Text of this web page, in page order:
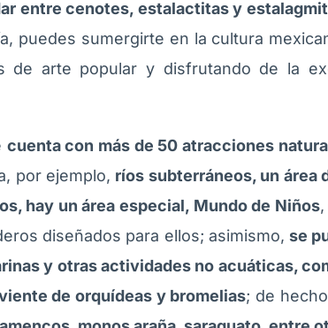
entre cenotes, estalactitas y
puedes sumergirte en la cultura
de arte popular y disfrutando de la
cuenta con más de 50 atracciones
por ejemplo, ríos subterráneos, un área
hay un área especial, Mundo de Niños,
diseñados para ellos; asimismo,se
y otras actividades no acuáticas,
de orquídeas y bromelias; de